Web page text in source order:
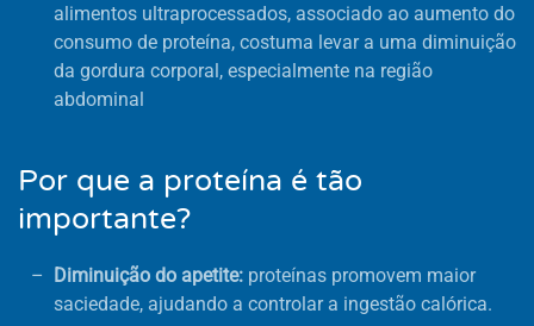
alimentos ultraprocessados, associado ao aumento do
consumo de proteína, costuma levar a uma diminuição
da gordura corporal, especialmente na região
abdominal
Por que a proteína é tão
importante?
Diminuição do apetite: proteínas promovem maior
saciedade, ajudando a controlar a ingestão calórica.